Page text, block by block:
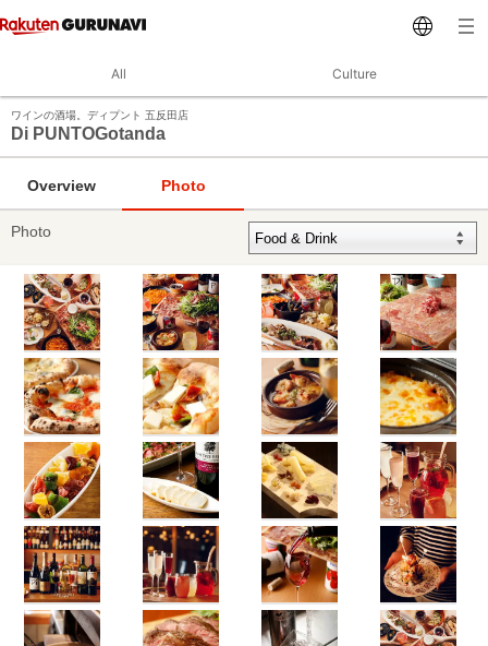
All Culture
ワインの酒場。ディプント 五反田店
Di PUNTOGotanda
Overview Photo
Photo